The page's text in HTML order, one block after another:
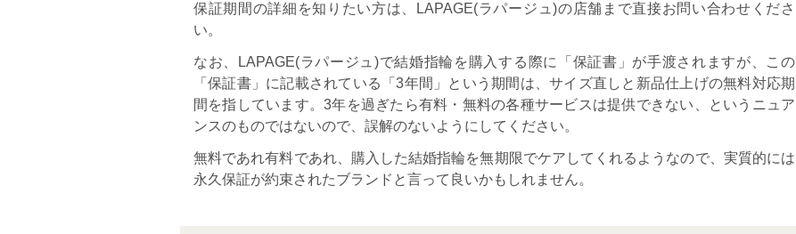
保証期間の詳細を知りたい方は、LAPAGE(ラパージュ)の店舗まで直接お問い合わせくださ
い。
なお、LAPAGE(ラパージュ)で結婚指輪を購入する際に「保証書」が手渡されますが、この
「保証書」に記載されている「3年間」という期間は、サイズ直しと新品仕上げの無料対応期
間を指しています。3年を過ぎたら有料・無料の各種サービスは提供できない、というニュア
ンスのものではないので、誤解のないようにしてください。
無料であれ有料であれ、購入した結婚指輪を無期限でケアしてくれるようなので、実質的には
永久保証が約束されたブランドと言って良いかもしれません。